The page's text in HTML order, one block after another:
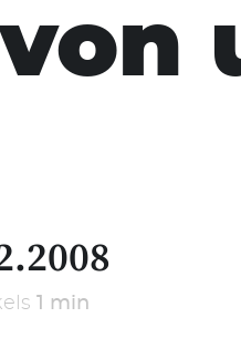
1 min